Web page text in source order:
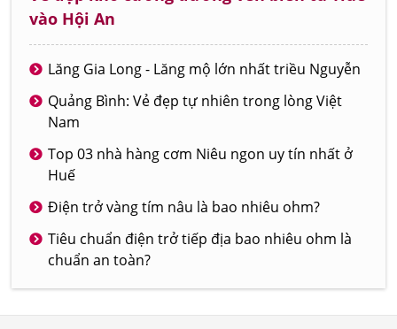
vào Hội An
Lăng Gia Long - Lăng mộ lớn nhất triều Nguyễn
Quảng Bình: Vẻ đẹp tự nhiên trong lòng Việt
Nam
Top 03 nhà hàng cơm Niêu ngon uy tín nhất ở
Huế
Điện trở vàng tím nâu là bao nhiêu ohm?
Tiêu chuẩn điện trở tiếp địa bao nhiêu ohm là
chuẩn an toàn?